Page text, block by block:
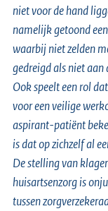
niet voor de hand
namelijk getoond
waarbij niet zelden
gedreigd als niet
Ook speelt een rol
voor een veilige
aspirant-patiënt
is dat op zichzelf al
De stelling van
huisartsenzorg is
tussen